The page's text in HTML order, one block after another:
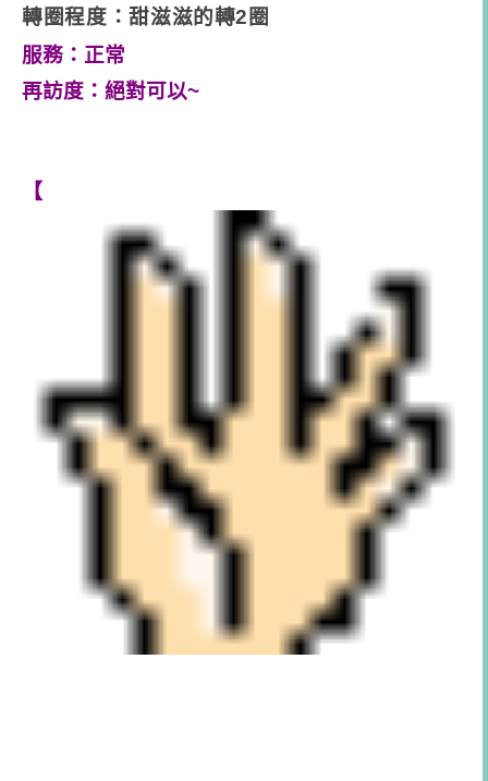
轉圈程度：甜滋滋的轉2圈
服務：正常
再訪度：絕對可以~
【